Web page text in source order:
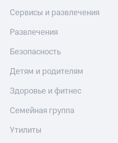
Сервисы и развлечения
Развлечения
Безопасность
Детям и родителям
Здоровье и фитнес
Семейная группа
Утилиты